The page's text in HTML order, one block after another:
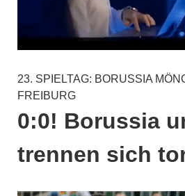
23. SPIELTAG: BORUSSIA
FREIBURG
0:0! Borussia
trennen sich